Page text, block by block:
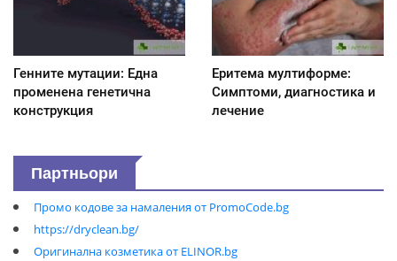
Генните мутации: Една
променена генетична
конструкция
Еритема мултиформе:
Симптоми, диагностика и
лечение
Партньори
Промо кодове за намаления от PromoCode.bg
https://dryclean.bg/
Оригинална козметика от ELINOR.bg